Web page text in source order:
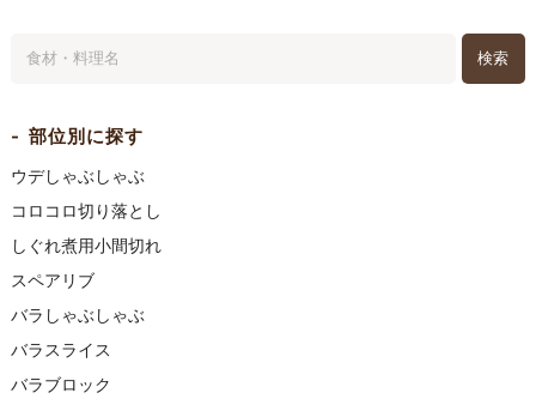
検索
部位別に探す
ウデしゃぶしゃぶ
コロコロ切り落とし
しぐれ煮用小間切れ
スペアリブ
バラしゃぶしゃぶ
バラスライス
バラブロック